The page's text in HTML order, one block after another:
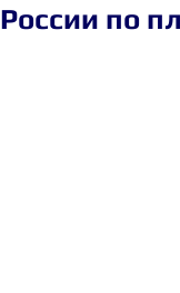
России по